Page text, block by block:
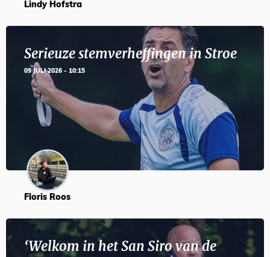
Lindy Hofstra
Serieuze stemverheffingen in Stroe
09 JULI 2026 - 10:15
Floris Roos
‘Welkom in het San Siro van de